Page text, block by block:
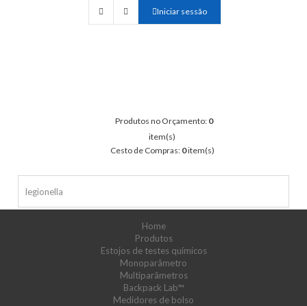
Iniciar sessão
Produtos no Orçamento: 0
item(s)
Cesto de Compras: 0item(s)
Home
Produtos
Estojos de testes químicos
Monoparâmetro
Multiparâmetros
Backpack Lab™
Medidores de bolso